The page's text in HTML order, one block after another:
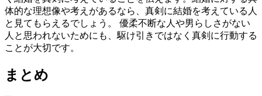
体的な理想像や考えがあるなら、真剣に結婚を考えている人
と見てもらえるでしょう。 優柔不断な人や男らしさがない
人と思われないためにも、駆け引きではなく真剣に行動する
ことが大切です。
まとめ